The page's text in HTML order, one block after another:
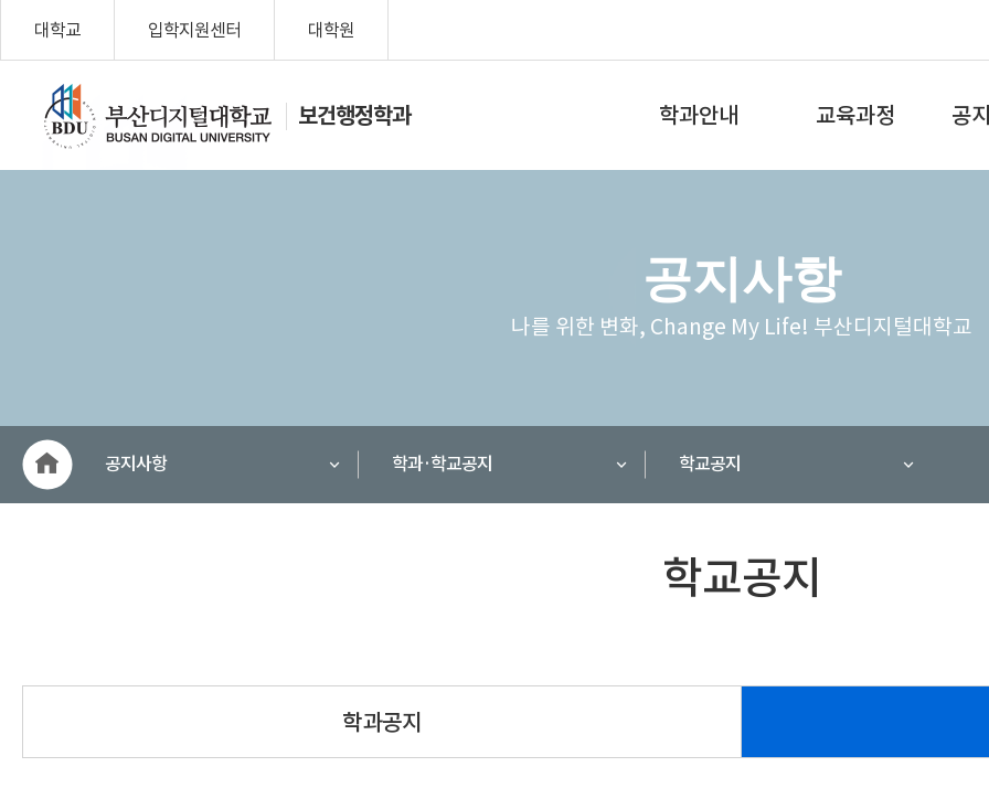
대학교 입학지원센터 대학원
보건행정학과
메
학과안내
전공역량 소개
교수소개
졸업 후 진로
교육과정
학과로드맵
비교과교육과정
수강신청안내
공
공지사항
나를 위한 변화, Change My Life! 부산디지털대학교
공지사항 학과·학교공지 학교공지
학교공지
학과공지